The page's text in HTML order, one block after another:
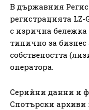
В държавния
регистрацията LZ-
с изрична бележка
типично за бизнес
собствеността
оператора.
Серийни данни и
Спотърски архиви